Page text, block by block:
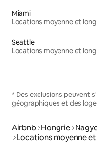
Miami
Seattle
* Des exclusions peuvent
géographiques et des
Airbnb Hongrie
Locations moyenne